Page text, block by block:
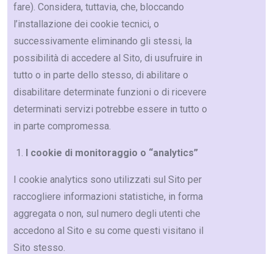
fare). Considera, tuttavia, che, bloccando
l’installazione dei cookie tecnici, o
successivamente eliminando gli stessi, la
possibilità di accedere al Sito, di usufruire in
tutto o in parte dello stesso, di abilitare o
disabilitare determinate funzioni o di ricevere
determinati servizi potrebbe essere in tutto o
in parte compromessa.
I cookie di monitoraggio o “analytics”
I cookie analytics sono utilizzati sul Sito per
raccogliere informazioni statistiche, in forma
aggregata o non, sul numero degli utenti che
accedono al Sito e su come questi visitano il
Sito stesso.